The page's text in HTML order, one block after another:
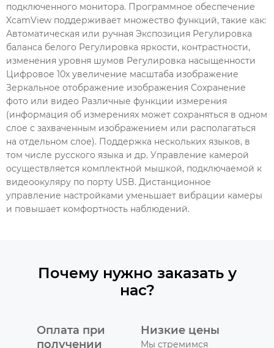
подключенного монитора. Программное обеспечение
XcamView поддерживает множество функций, такие как:
Автоматическая или ручная Экспозиция Регулировка
баланса белого Регулировка яркости, контрастности,
изменения уровня шумов Регулировка насыщенности
Цифровое 10х увеличение масштаба изображение
Зеркальное отображение изображения Сохранение
фото или видео Различные функции измерения
(информация об измерениях может сохраняться в одном
слое с захваченным изображением или располагаться
на отдельном слое). Поддержка нескольких языков, в
том числе русского языка и др. Управление камерой
осуществляется комплектной мышкой, подключаемой к
видеоокуляру по порту USB. Дистанционное
управление настройками уменьшает вибрации камеры
и повышает комфортность наблюдений.
Почему нужно заказать у
нас?
Оплата при
получении
Низкие цены
Мы стремимся